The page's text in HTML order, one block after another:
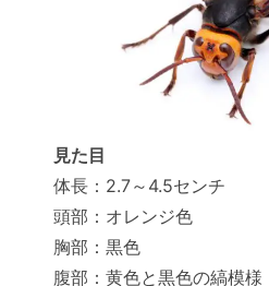
見た目
体長：2.7～4.5センチ
頭部：オレンジ色
胸部：黒色
腹部：黄色と黒色の縞模様